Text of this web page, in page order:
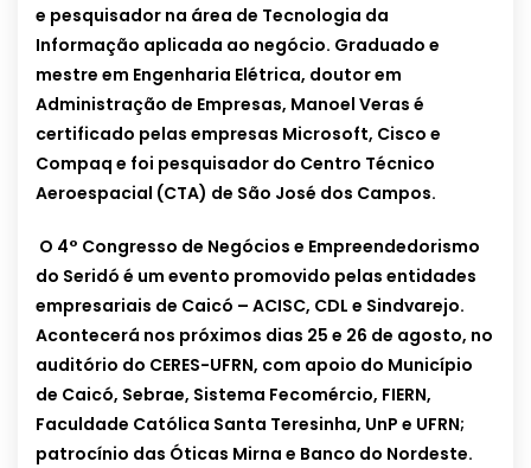
e pesquisador na área de Tecnologia da
Informação aplicada ao negócio. Graduado e
mestre em Engenharia Elétrica, doutor em
Administração de Empresas, Manoel Veras é
certificado pelas empresas Microsoft, Cisco e
Compaq e foi pesquisador do Centro Técnico
Aeroespacial (CTA) de São José dos Campos.
O 4° Congresso de Negócios e Empreendedorismo
do Seridó é um evento promovido pelas entidades
empresariais de Caicó – ACISC, CDL e Sindvarejo.
Acontecerá nos próximos dias 25 e 26 de agosto, no
auditório do CERES-UFRN, com apoio do Município
de Caicó, Sebrae, Sistema Fecomércio, FIERN,
Faculdade Católica Santa Teresinha, UnP e UFRN;
patrocínio das Óticas Mirna e Banco do Nordeste.